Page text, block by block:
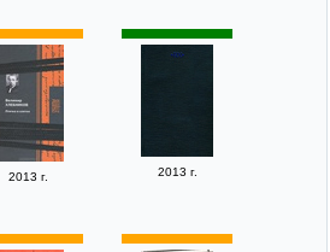
2013 г. 2013 г.